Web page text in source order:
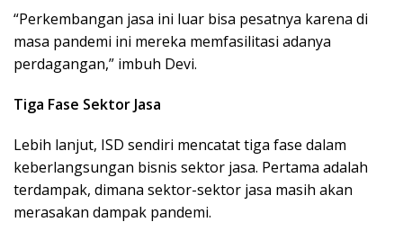
“Perkembangan jasa ini luar bisa pesatnya karena di
masa pandemi ini mereka memfasilitasi adanya
perdagangan,” imbuh Devi.
Tiga Fase Sektor Jasa
Lebih lanjut, ISD sendiri mencatat tiga fase dalam
keberlangsungan bisnis sektor jasa. Pertama adalah
terdampak, dimana sektor-sektor jasa masih akan
merasakan dampak pandemi.